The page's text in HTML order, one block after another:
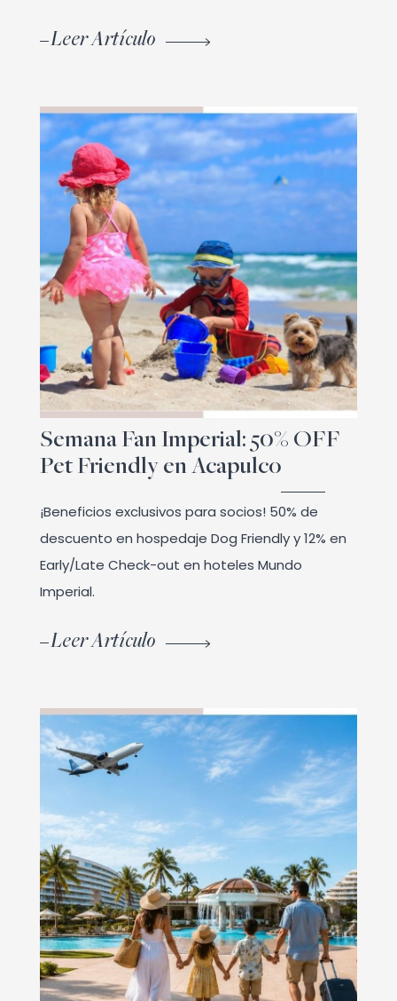
Leer Artículo
Semana Fan Imperial: 50% OFF
Pet Friendly en Acapulco
¡Beneficios exclusivos para socios! 50% de
descuento en hospedaje Dog Friendly y 12% en
Early/Late Check-out en hoteles Mundo
Imperial.
Leer Artículo